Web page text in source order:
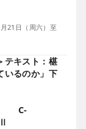
21日（周六）至
テキスト：椹
いるのか」下
C-
Ⅱ